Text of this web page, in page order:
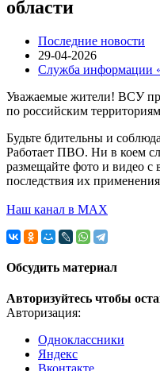
области
Последние новости
29-04-2026
Служба информации
Уважаемые жители! ВСУ
по российским
Будьте бдительны и
Работает ПВО. Ни в коем
размещайте фото и видео
последствия их
Наш канал в МАХ
Обсудить материал
Авторизуйтесь чтобы
Авторизация:
Одноклассники
Яндекс